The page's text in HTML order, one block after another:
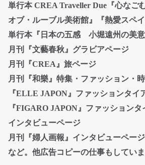
単行本 CREA Traveller Due『心なご
オブ・ルーブル美術館』『熱愛スペイ
単行本『日本の五感 小堀遠州の美意
月刊『文藝春秋』グラビアページ
月刊『CREA』旅ページ
月刊『和樂』特集・ファッション・
『ELLE JAPON』ファッションタイ
『FIGARO JAPON』ファッションタ
インタビューページ
月刊『婦人画報』インタビューページ
など。他広告コピーの仕事もしていま